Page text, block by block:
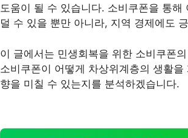
도움이 될 수 있습니다. 소비쿠폰을 통
덜 수 있을 뿐만 아니라, 지역 경제에도
이 글에서는 민생회복을 위한 소비쿠폰
소비쿠폰이 어떻게 차상위계층의 생활
향을 미칠 수 있는지를 분석하겠습니다.